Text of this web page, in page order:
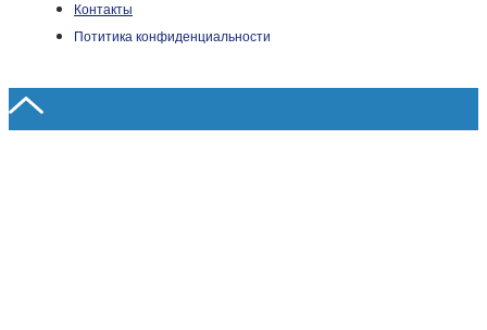
Контакты
Потитика конфиденциальности